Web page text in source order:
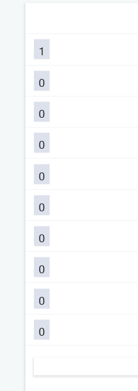
1
0
0
0
0
0
0
0
0
0